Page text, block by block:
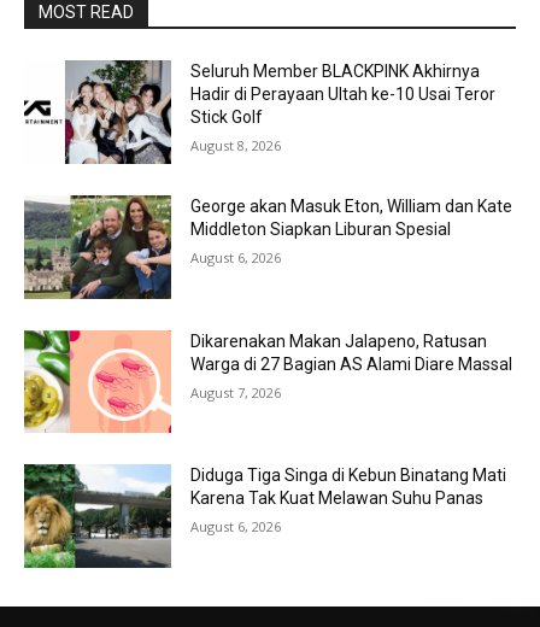
MOST READ
Seluruh Member BLACKPINK Akhirnya
Hadir di Perayaan Ultah ke-10 Usai Teror
Stick Golf
August 8, 2026
George akan Masuk Eton, William dan Kate
Middleton Siapkan Liburan Spesial
August 6, 2026
Dikarenakan Makan Jalapeno, Ratusan
Warga di 27 Bagian AS Alami Diare Massal
August 7, 2026
Diduga Tiga Singa di Kebun Binatang Mati
Karena Tak Kuat Melawan Suhu Panas
August 6, 2026